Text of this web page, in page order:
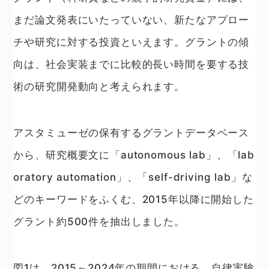
まだ論文発表にいたっていない、新たなアプロー
チや研究に対する投資といえます。グラントの傾
向は、社会実装までに比較的長い時間を要する技
術の研究開発動向と考えられます。
アスタミューゼの保有するグラントデータベース
から、研究概要文に「autonomous lab」、「lab
oratory automation」、「self-driving lab」な
どのキーワードをふくむ、2015年以降に開始した
グラント約500件を抽出しました。